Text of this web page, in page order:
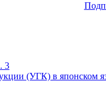
3
(УГК) в японском